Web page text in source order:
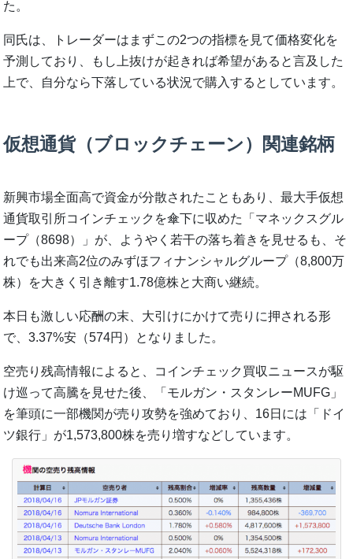
た。
同氏は、トレーダーはまずこの2つの指標を見て価格変化を
予測しており、もし上抜けが起きれば希望があると言及した
上で、自分なら下落している状況で購入するとしています。
仮想通貨（ブロックチェーン）関連銘柄
新興市場全面高で資金が分散されたこともあり、最大手仮想
通貨取引所コインチェックを傘下に収めた「マネックスグル
ープ（8698）」が、ようやく若干の落ち着きを見せるも、そ
れでも出来高2位のみずほフィナンシャルグループ（8,800万
株）を大きく引き離す1.78億株と大商い継続。
本日も激しい応酬の末、大引けにかけて売りに押される形
で、3.37%安（574円）となりました。
空売り残高情報によると、コインチェック買収ニュースが駆
け巡って高騰を見せた後、「モルガン・スタンレーMUFG」
を筆頭に一部機関が売り攻勢を強めており、16日には「ドイ
ツ銀行」が1,573,800株を売り増すなどしています。